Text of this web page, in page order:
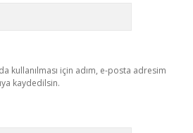
kullanılması için adım, e-posta adresim
kaydedilsin.